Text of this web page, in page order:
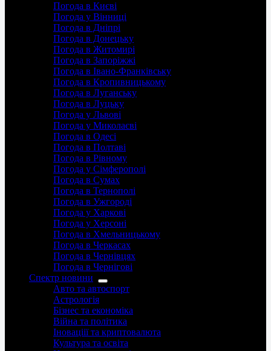
Погода в Києві
Погода у Вінниці
Погода в Дніпрі
Погода в Донецьку
Погода в Житомирі
Погода в Запоріжжі
Погода в Івано-Франківську
Погода в Кропивницькому
Погода в Луганську
Погода в Луцьку
Погода у Львові
Погода у Миколаєві
Погода в Одесі
Погода в Полтаві
Погода в Рівному
Погода у Сімферополі
Погода в Сумах
Погода в Тернополі
Погода в Ужгороді
Погода у Харкові
Погода у Херсоні
Погода в Хмельницькому
Погода в Черкасах
Погода в Чернівцях
Погода в Чернігові
Спектр новини
Авто та автоспорт
Астрологія
Бізнес та економіка
Війна та політика
Іноваціії та криптовалюта
Культура та освіта